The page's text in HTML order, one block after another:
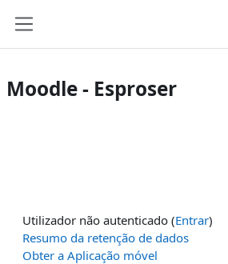
Moodle - Esproser
Utilizador não autenticado (Entrar)
Resumo da retenção de dados
Obter a Aplicação móvel